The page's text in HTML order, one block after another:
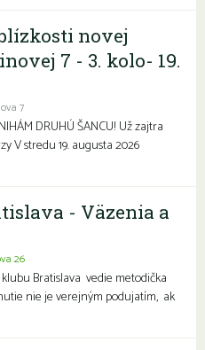
novej
7 - 3. kolo- 19.
7
DRUHÚ ŠANCU! Už zajtra
V stredu 19. augusta 2026
- Väzenia a
26
Bratislava vedie metodička
nie je verejným podujatím, ak